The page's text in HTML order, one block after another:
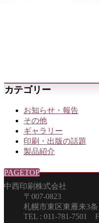
カテゴリー
お知らせ・報告
その他
ギャラリー
印刷・出版の話題
製品紹介
PAGETOP
中西印刷株式会社
〒007-0823
札幌市東区東
TEL : 011-781-7501